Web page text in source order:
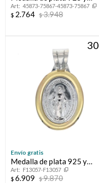
nácar, SAN BENITO.
45873-75867-45873-75867
$ 2.764 $3.948
30
Envío gratis
Medalla de plata 925 y
double en oro 18 ktes.
F13057-F13057
$ 6.909 $9.870